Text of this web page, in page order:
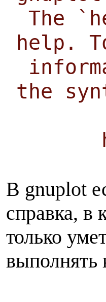
The
help.
the
В gnuplot
справка, в
только
выполнять